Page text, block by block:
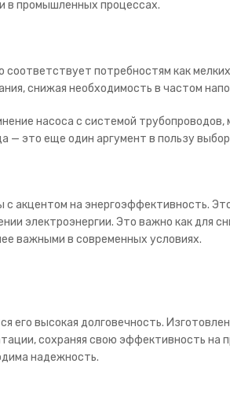
в промышленных процессах.
соответствует потребностям как
снижая необходимость в частом
насоса с системой
это еще один аргумент в пользу
акцентом на энергоэффективность.
электроэнергии. Это важно как для
важными в современных условиях.
его высокая долговечность.
сохраняя свою эффективность на
надежность.